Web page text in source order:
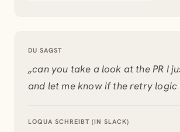
DU SAGST
„can you take a look at the PR I
and let me know if the retry
LOQUA SCHREIBT (IN SLACK)